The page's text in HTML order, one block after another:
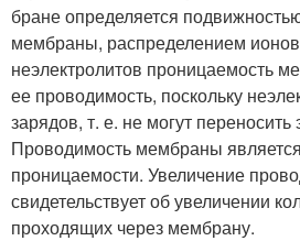
бране определяется
мембраны, рас­пределением
неэлектролитов проницаемость
ее проводимость, поскольку
зарядов, т. е. не могут переносить
Проводимость мембраны
проницаемо­сти. Увеличение
свидетельствует об увеличении
проходящих через мембрану.